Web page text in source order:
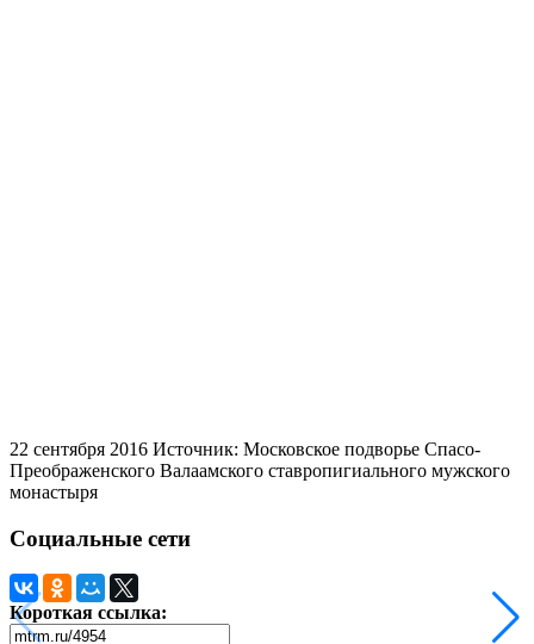
22 сентября 2016 Источник: Московское подворье Спасо-
Преображенского Валаамского ставропигиального мужского
монастыря
Социальные сети
Короткая ссылка: